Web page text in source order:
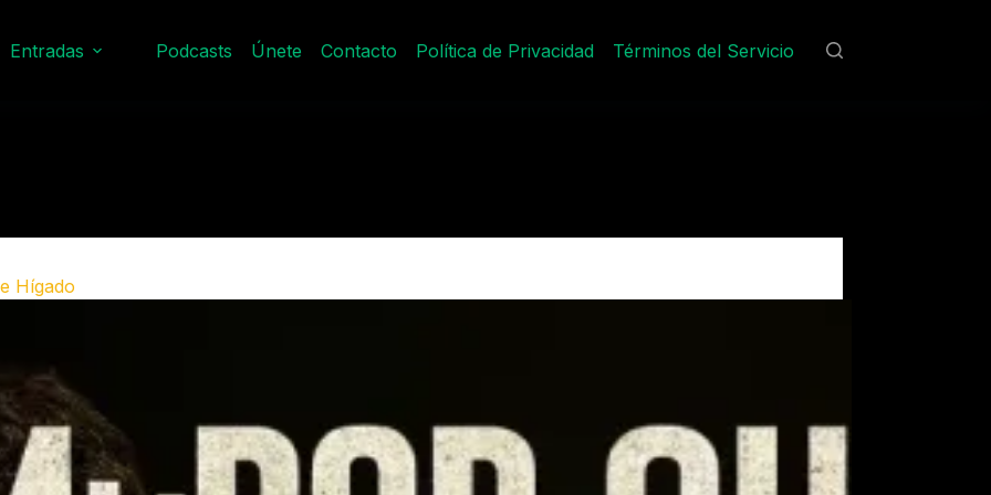
Entradas Podcasts Únete Contacto Política de Privacidad Términos del Servicio
Hígado